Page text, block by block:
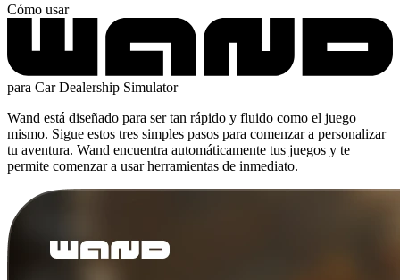
Cómo usar
para Car Dealership Simulator
Wand está diseñado para ser tan rápido y fluido como el juego
mismo. Sigue estos tres simples pasos para comenzar a personalizar
tu aventura. Wand encuentra automáticamente tus juegos y te
permite comenzar a usar herramientas de inmediato.